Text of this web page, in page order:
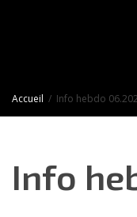
Accueil Info hebdo
Info